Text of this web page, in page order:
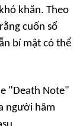
khăn. Theo
cuốn sổ
bí mật có thể
"Death Note"
người hâm